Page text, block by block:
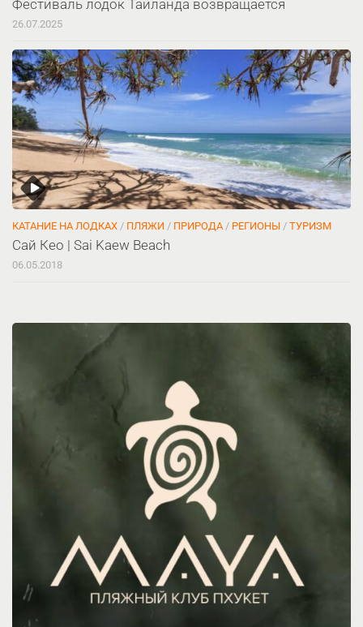
Фестиваль лодок Таиланда возвращается
26.07.2025
КАТАНИЕ НА ЛОДКАХ / ПЛЯЖИ / ПРИРОДА / РЕГИОНЫ / ТУРИЗМ
Сай Кео | Sai Kaew Beach
06.05.2018